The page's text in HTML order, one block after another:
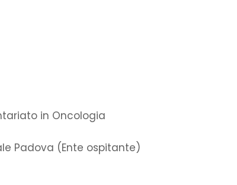
in Oncologia
Padova (Ente ospitante)